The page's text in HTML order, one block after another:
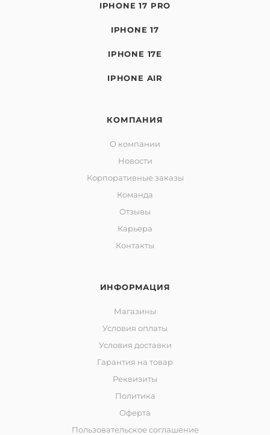
IPHONE 17 PRO
IPHONE 17
IPHONE 17E
IPHONE AIR
КОМПАНИЯ
О компании
Новости
Корпоративные заказы
Команда
Отзывы
Карьера
Контакты
ИНФОРМАЦИЯ
Магазины
Условия оплаты
Условия доставки
Гарантия на товар
Реквизиты
Политика
Оферта
Пользовательское соглашение